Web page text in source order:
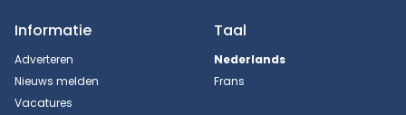
Informatie
Adverteren
Nieuws melden
Vacatures
Taal
Nederlands
Frans